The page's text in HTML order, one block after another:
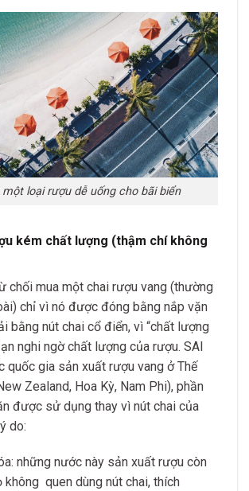
một loại rượu dễ uống cho bãi biển
kém chất lượng (thậm chí không
chối mua một chai rượu vang (thường
chỉ vì nó được đóng bằng nắp vặn
bằng nút chai cổ điển, vì “chất lượng
nghi ngờ chất lượng của rượu. SAI
quốc gia sản xuất rượu vang ở Thế
Zealand, Hoa Kỳ, Nam Phi), phần
được sử dụng thay vì nút chai của
do:
những nước này sản xuất rượu còn
không quen dùng nút chai, thích